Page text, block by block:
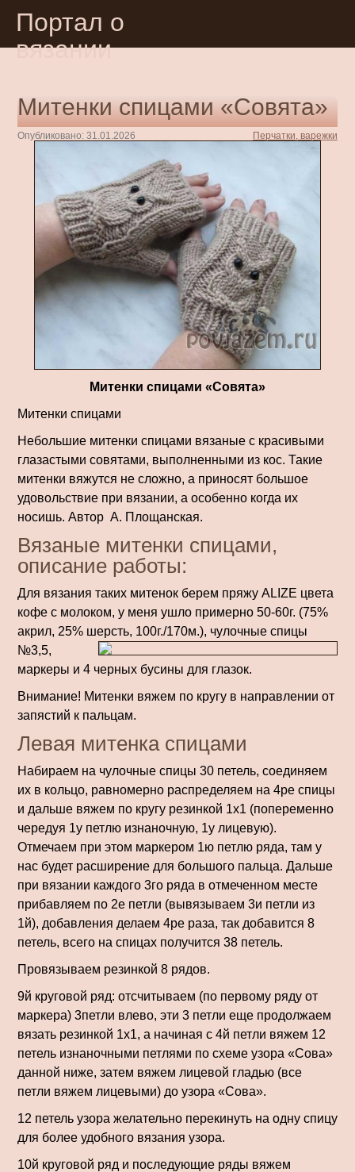
Портал о
вязании
Митенки спицами «Совята»
Опубликовано: 31.01.2026 Перчатки, варежки
Митенки спицами «Совята»
Митенки спицами
Небольшие митенки спицами вязаные с красивыми
глазастыми совятами, выполненными из кос. Такие
митенки вяжутся не сложно, а приносят большое
удовольствие при вязании, а особенно когда их
носишь. Автор А. Площанская.
Вязаные митенки спицами,
описание работы:
Для вязания таких митенок берем пряжу ALIZE цвета
кофе с молоком, у меня ушло примерно 50-60г. (75%
акрил, 25% шерсть, 100г./170м.), чулочные спицы
№3,5,
маркеры и 4 черных бусины для глазок.
Внимание! Митенки вяжем по кругу в направлении от
запястий к пальцам.
Левая митенка спицами
Набираем на чулочные спицы 30 петель, соединяем
их в кольцо, равномерно распределяем на 4ре спицы
и дальше вяжем по кругу резинкой 1х1 (попеременно
чередуя 1у петлю изнаночную, 1у лицевую).
Отмечаем при этом маркером 1ю петлю ряда, там у
нас будет расширение для большого пальца. Дальше
при вязании каждого 3го ряда в отмеченном месте
прибавляем по 2е петли (вывязываем 3и петли из
1й), добавления делаем 4ре раза, так добавится 8
петель, всего на спицах получится 38 петель.
Провязываем резинкой 8 рядов.
9й круговой ряд: отсчитываем (по первому ряду от
маркера) 3петли влево, эти 3 петли еще продолжаем
вязать резинкой 1х1, а начиная с 4й петли вяжем 12
петель изнаночными петлями по схеме узора «Сова»
данной ниже, затем вяжем лицевой гладью (все
петли вяжем лицевыми) до узора «Сова».
12 петель узора желательно перекинуть на одну спицу
для более удобного вязания узора.
10й круговой ряд и последующие ряды вяжем